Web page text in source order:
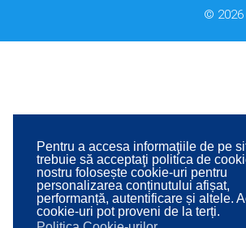
Pentru a accesa informaţiile de pe
trebuie să acceptaţi politica de
nostru folosește cookie-uri pentru
personalizarea conținutului afișat,
performanță, autentificare și altele.
cookie-uri pot proveni de la terți.
© 2026